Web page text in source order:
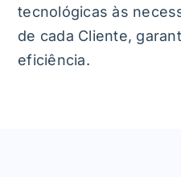
tecnológicas às
de cada Cliente,
eficiência.